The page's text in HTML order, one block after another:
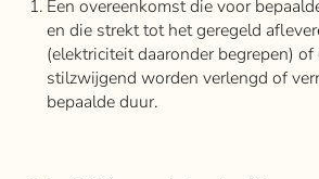
Een overeenkomst die voor
en die strekt tot het geregeld
(elektriciteit daaronder begrepen)
stilzwijgend worden verlengd of
bepaalde duur.